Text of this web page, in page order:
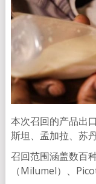
本次召回的产品出
斯坦、孟加拉、苏丹
召回范围涵盖数百
（Milumel）、